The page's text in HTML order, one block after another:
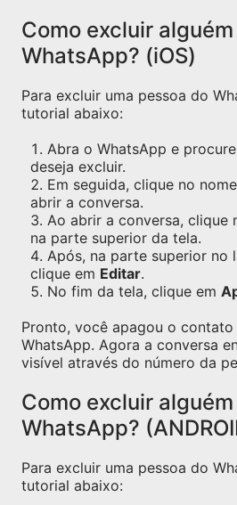
Como excluir
WhatsApp? (iOS)
Para excluir uma pessoa do
tutorial abaixo:
Abra o WhatsApp e
deseja excluir.
Em seguida, clique no
abrir a conversa.
Ao abrir a conversa, clique
na parte superior da tela.
Após, na parte superior no
clique em Editar.
No fim da tela, clique em
Pronto, você apagou o contato
WhatsApp. Agora a conversa
visível através do número da
Como excluir
WhatsApp?
Para excluir uma pessoa do
tutorial abaixo: